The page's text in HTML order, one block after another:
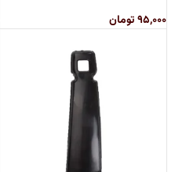
۹۵,۰۰۰تومان